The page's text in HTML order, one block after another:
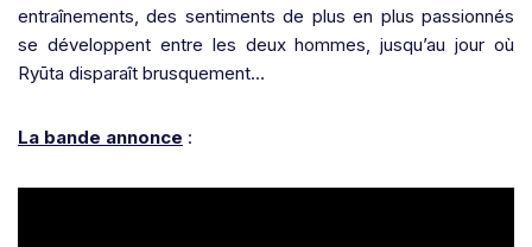
entraînements, des sentiments de plus en plus passionnés
se développent entre les deux hommes, jusqu’au jour où
Ryūta disparaît brusquement…
La bande annonce :